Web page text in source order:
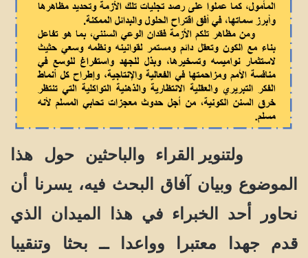
ولتنوير القراء والباحثين حول هذا
الموضوع وبيان آفاق البحث فيه، يسرنا أن
نحاور أحد الخبراء في هذا الميدان الذي
قدم جهدا معتبرا وواعدا ــ بحثا وتنقيبا